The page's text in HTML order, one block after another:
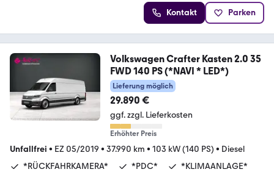
Kontakt Parken
Volkswagen Crafter Kasten 2.0 35
FWD 140 PS (*NAVI * LED*)
Lieferung möglich
29.890 €
ggf. zzgl. Lieferkosten
Erhöhter Preis
Unfallfrei • EZ 05/2019 • 37.990 km • 103 kW (140 PS) • Diesel
*RÜCKFAHRKAMERA*
*PDC* *KLIMAANLAGE*